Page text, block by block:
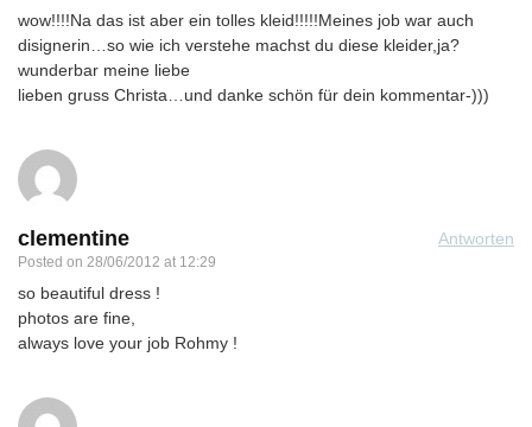
wow!!!!Na das ist aber ein tolles kleid!!!!!Meines job war auch
disignerin…so wie ich verstehe machst du diese kleider,ja?
wunderbar meine liebe
lieben gruss Christa…und danke schön für dein kommentar-)))
clementine
Posted on 28/06/2012 at 12:29
Antworten
so beautiful dress !
photos are fine,
always love your job Rohmy !